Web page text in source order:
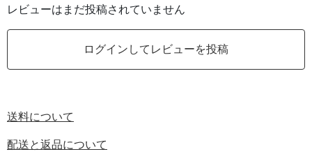
レビューはまだ投稿されていません
ログインしてレビューを投稿
送料について
配送と返品について